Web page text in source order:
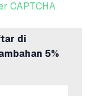
CAPTCHA
di
5%